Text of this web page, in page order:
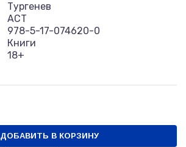
Тургенев
АСТ
978-5-17-074620-0
Книги
18+
ДОБАВИТЬ В КОРЗИНУ